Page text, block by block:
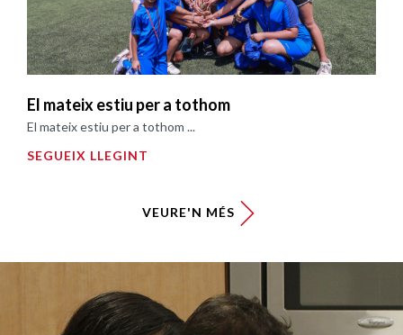
El mateix estiu per a tothom
El mateix estiu per a tothom ...
SEGUEIX LLEGINT
VEURE'N MÉS